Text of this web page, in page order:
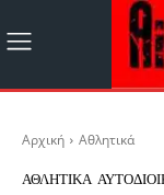
Αρχική Αθλητικά
ΑΘΛΗΤΙΚΆ